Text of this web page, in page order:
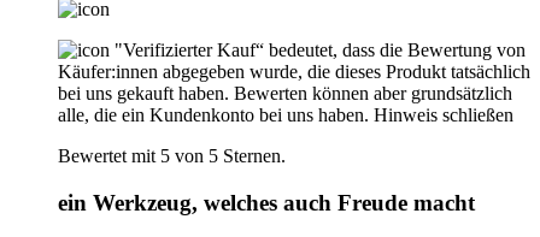
"Verifizierter Kauf“ bedeutet, dass die Bewertung von
Käufer:innen abgegeben wurde, die dieses Produkt tatsächlich
bei uns gekauft haben. Bewerten können aber grundsätzlich
alle, die ein Kundenkonto bei uns haben. Hinweis schließen
Bewertet mit 5 von 5 Sternen.
ein Werkzeug, welches auch Freude macht